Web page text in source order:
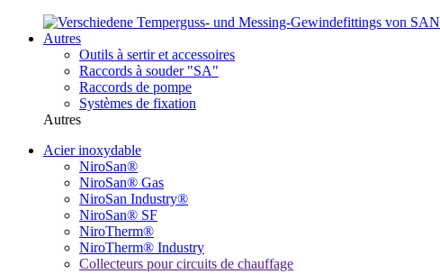
Autres
Outils à sertir et accessoires
Raccords à souder "SA"
Raccords de pompe
Systèmes de fixation
Autres
Acier inoxydable
NiroSan®
NiroSan® Gas
NiroSan Industry®
NiroSan® SF
NiroTherm®
NiroTherm® Industry
Collecteurs pour circuits de chauffage